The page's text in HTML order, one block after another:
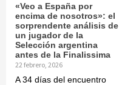
«Veo a España por
encima de nosotros»: el
sorprendente análisis de
un jugador de la
Selección argentina
antes de la Finalissima
22 febrero, 2026
A 34 días del encuentro